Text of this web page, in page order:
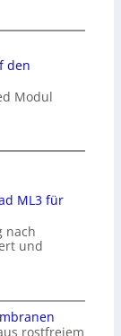
den
Modul
ML3 für
nach
und
rostfreiem